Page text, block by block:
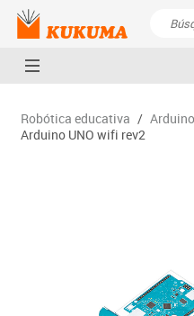
Robótica educativa / Arduino
Arduino UNO wifi rev2